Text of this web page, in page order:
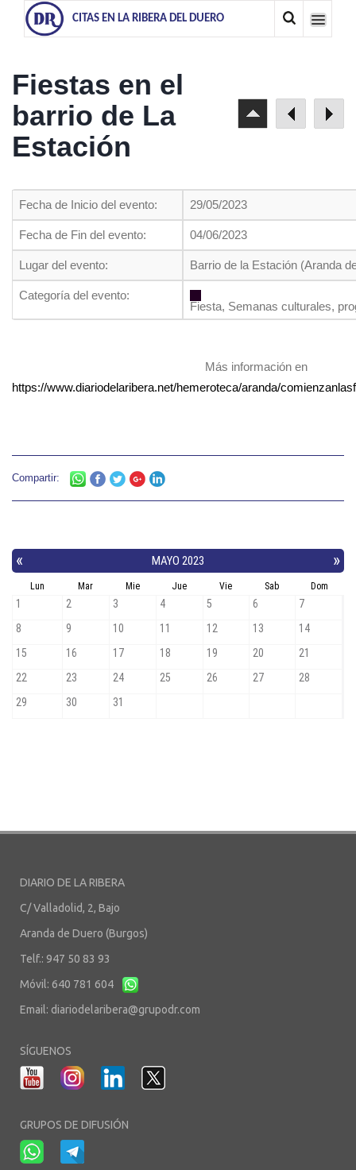
CITAS EN LA RIBERA DEL DUERO
Fiestas en el
barrio de La
Estación
Fecha de Inicio del evento: 29/05/2023
Fecha de Fin del evento: 04/06/2023
Lugar del evento: Barrio de la Estación (Aranda
Categoría del evento:
Fiesta, Semanas culturales,
Más información en
https://www.diariodelaribera.net/hemeroteca/aranda/
Compartir:
DIARIO DE LA RIBERA
C/ Valladolid, 2, Bajo
Aranda de Duero (Burgos)
Telf.: 947 50 83 93
Móvil: 640 781 604
Email: diariodelaribera@grupodr.com
SÍGUENOS
GRUPOS DE DIFUSIÓN